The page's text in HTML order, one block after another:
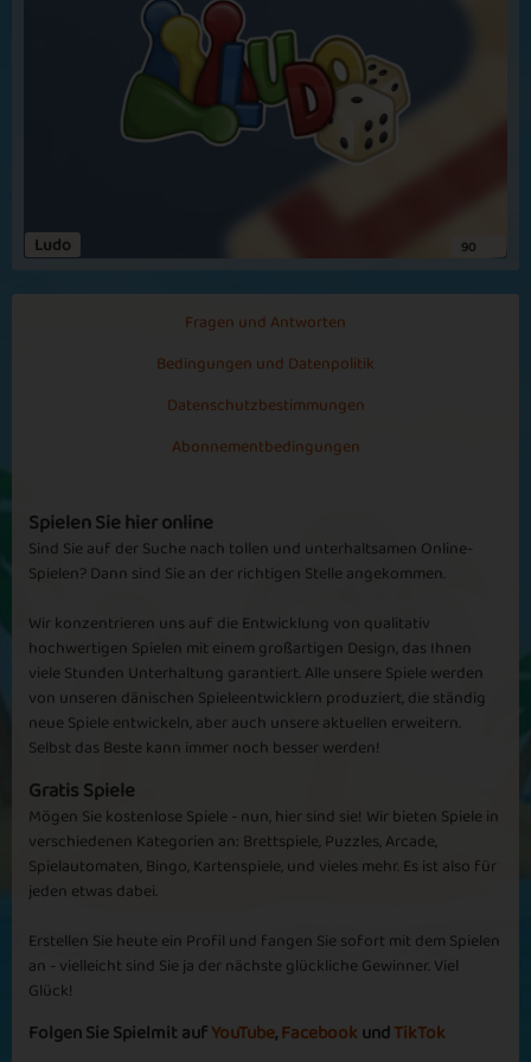
Golden Days Jong Pair
Indian Summer Precious
Golden Days Winter Tiles
Elimination
Process
Remove 2 Win
ChrissyW666
Spiel ich total gerne
Spiel ich total gerne, entspannt mich
Ludo 90
Fragen und Antworten
Bedingungen und Datenpolitik
Datenschutzbestimmungen
Abonnementbedingungen
Spielen Sie hier online
Sind Sie auf der Suche nach tollen und unterhaltsamen Online-
Spielen? Dann sind Sie an der richtigen Stelle angekommen.
Wir konzentrieren uns auf die Entwicklung von qualitativ
hochwertigen Spielen mit einem großartigen Design, das Ihnen
viele Stunden Unterhaltung garantiert. Alle unsere Spiele werden
von unseren dänischen Spieleentwicklern produziert, die ständig
neue Spiele entwickeln, aber auch unsere aktuellen erweitern.
Selbst das Beste kann immer noch besser werden!
Gratis Spiele
Mögen Sie kostenlose Spiele - nun, hier sind sie! Wir bieten Spiele in
verschiedenen Kategorien an: Brettspiele, Puzzles, Arcade,
Spielautomaten, Bingo, Kartenspiele, und vieles mehr. Es ist also für
jeden etwas dabei.
Erstellen Sie heute ein Profil und fangen Sie sofort mit dem Spielen
an - vielleicht sind Sie ja der nächste glückliche Gewinner. Viel
Glück!
Folgen Sie Spielmit aufYouTube,Facebook undTikTok